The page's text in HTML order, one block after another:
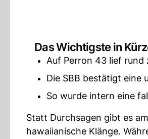
Das Wichtigste in
Auf Perron 43 lief rund
Die SBB bestätigt eine
So wurde intern eine
Statt Durchsagen gibt es
hawaiianische Klänge.